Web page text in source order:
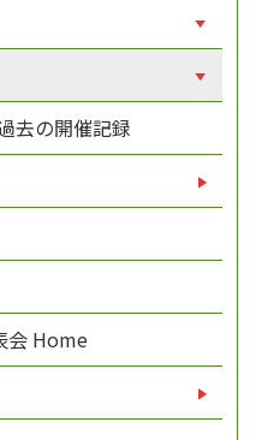
去の開催記録
会 Home